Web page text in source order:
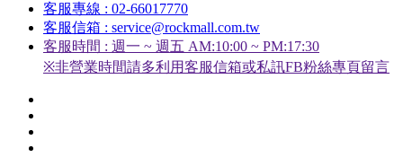
客服專線 : 02-66017770
客服信箱 : service@rockmall.com.tw
客服時間 : 週一 ~ 週五 AM:10:00 ~ PM:17:30
※非營業時間請多利用客服信箱或私訊FB粉絲專頁留言